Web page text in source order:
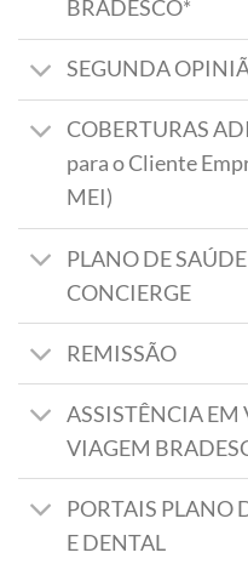
BRADESCO*
SEGUNDA
COBERTURAS
para o Cliente
MEI)
PLANO DE
CONCIERGE
REMISSÃO
ASSISTÊNCIA EM
VIAGEM
PORTAIS PLANO
E DENTAL